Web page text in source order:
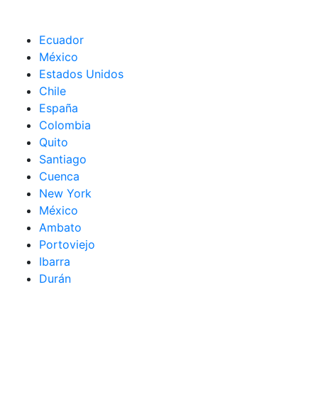
Ecuador
México
Estados Unidos
Chile
España
Colombia
Quito
Santiago
Cuenca
New York
México
Ambato
Portoviejo
Ibarra
Durán